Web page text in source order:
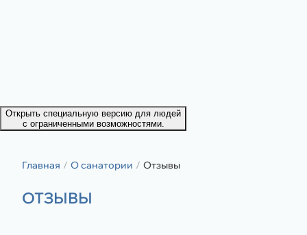
Открыть специальную версию для людей
с ограниченными возможностями.
Главная О санатории Отзывы
ОТЗЫВЫ